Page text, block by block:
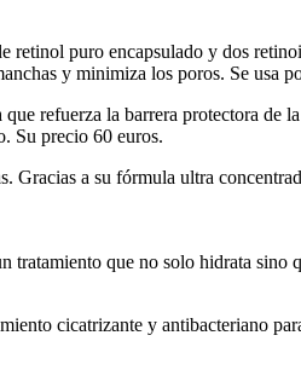
puro encapsulado y dos
y minimiza los poros. Se usa
refuerza la barrera protectora de
Su precio 60 euros.
a su fórmula ultra
que no solo hidrata sino
cicatrizante y antibacteriano